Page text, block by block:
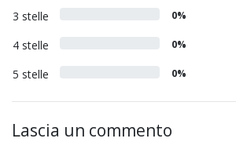
3 stelle 0%
4 stelle 0%
5 stelle 0%
Lascia un commento